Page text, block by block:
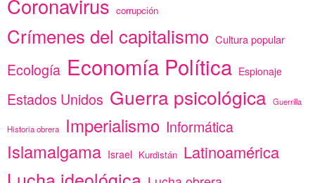
Coronavirus corrupción
Crímenes del capitalismo Cultura popular
Ecología Economía Política Espionaje
Estados Unidos Guerra psicológica Guerrilla
Historia obrera Imperialismo Informática
Islamalgama Israel Kurdistán Latinoamérica